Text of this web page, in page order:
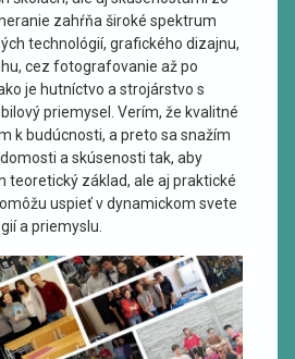
zahŕňa široké spektrum
technológií, grafického dizajnu,
cez fotografovanie až po
je hutníctvo a strojárstvo s
priemysel. Verím, že kvalitné
k budúcnosti, a preto sa snažím
a skúsenosti tak, aby
teoretický základ, ale aj praktické
uspieť v dynamickom svete
a priemyslu.